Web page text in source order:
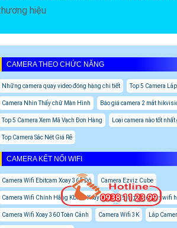
hiệu
CAMERA THEO CHỨC NĂNG
Những camera quay video đóng hàng chi tiết Top 5 Camera
Camera Nhìn Thấy chữ Màn Hình Báo giá camera 2 mắt
Top 5 Camera Xem Mã Vạch Đơn Hàng Loại camera nào tốt
Top Camera Sắc Nét Giá Rẻ
CAMERA KẾT NỐI WIFI
Camera Wifi Ebitcam Xoay 360 Độ Camera Ezviz Cube
Camera Wifi Chính Hãng Kbone Xoay 360 Báo giá camera wifi
Camera Wifi Xoay 360 Toàn Cảnh Camera Wifi 3K Lắp